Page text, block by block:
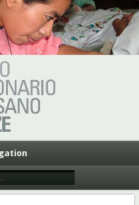
Diocesano